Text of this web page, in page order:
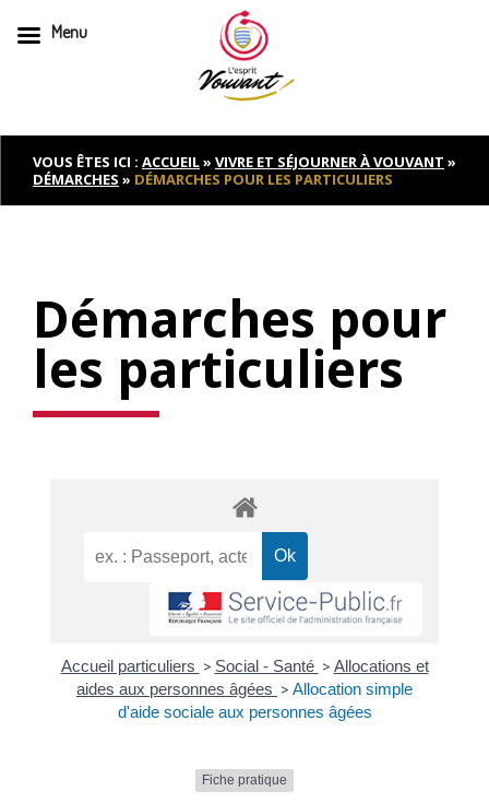
to
contentVOUS ÊTES ICI : ACCUEIL» VIVRE ET SÉJOURNER À VOUVANT »
DÉMARCHES » DÉMARCHES POUR LES PARTICULIERS
Démarches pour
les particuliers
Accueil particuliers > Social - Santé > Allocations et
aides aux personnes âgées > Allocation simple
d'aide sociale aux personnes âgées
Fiche pratique
Menu